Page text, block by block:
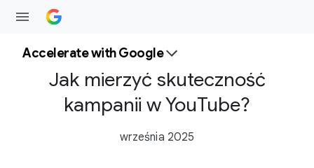
Accelerate with Google
Jak mierzyć skuteczność
kampanii w YouTube?
września 2025